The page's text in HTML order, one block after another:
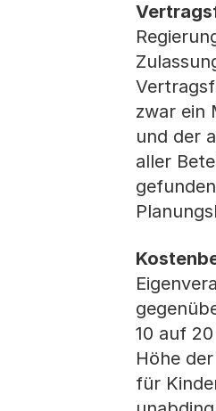
zwar ein
und der
aller
10 auf
Höhe
für